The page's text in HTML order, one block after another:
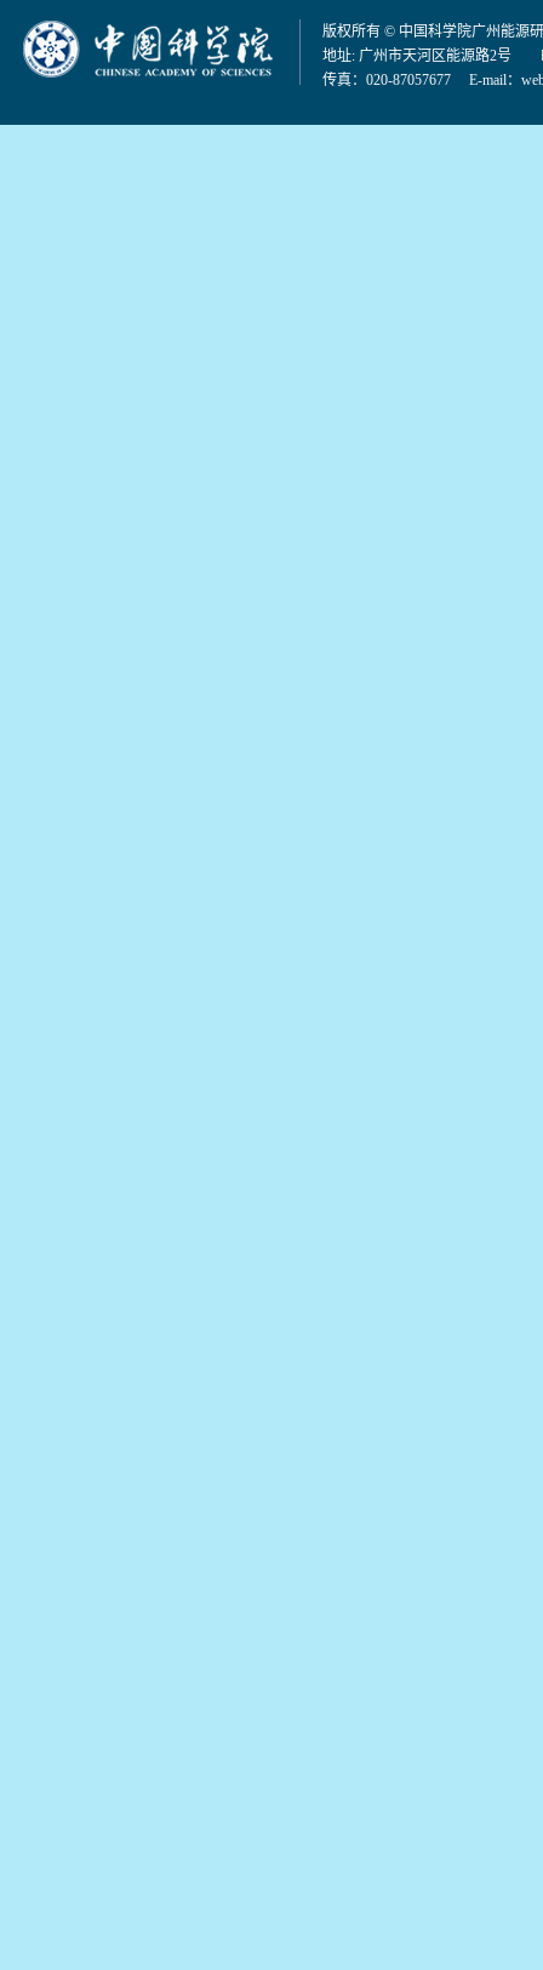
版权所有 © 中国科学院广州能源
地址: 广州市天河区能源路2号
传真：020-87057677 E-mail：